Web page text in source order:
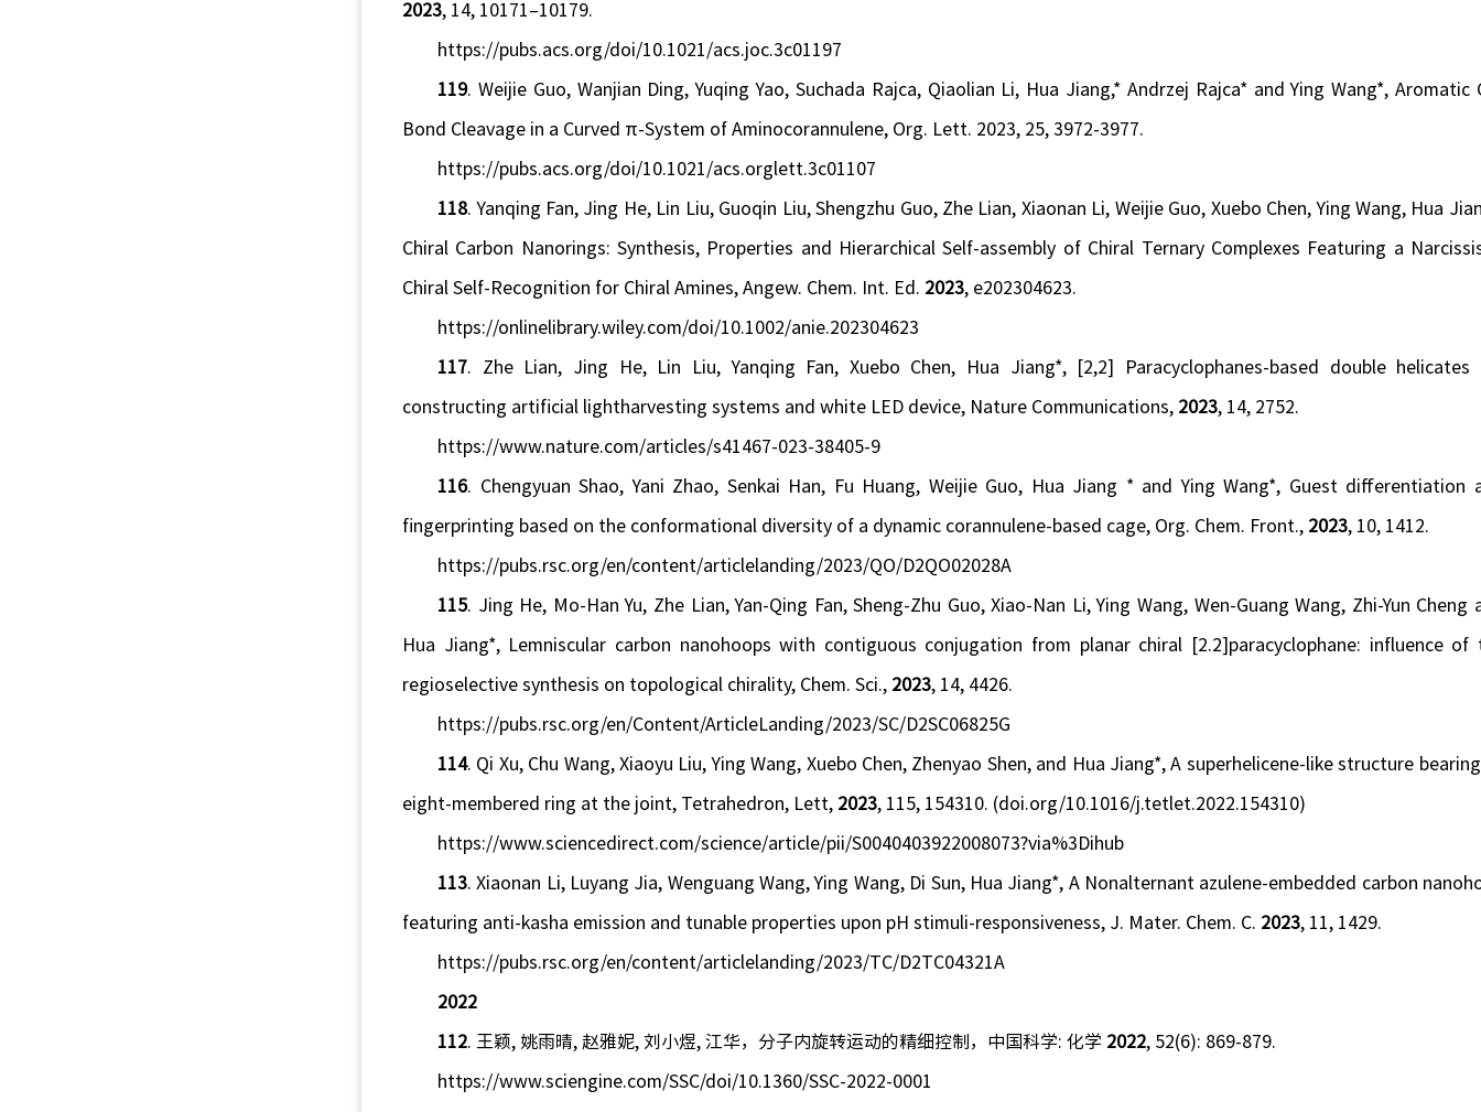
2023 , 14, 10171–10179.
https://pubs.acs.org/doi/10.1021/acs.joc.3c01197
119. Weijie Guo, Wanjian Ding, Yuqing Yao, Suchada Rajca, Qiaolian Li, Hua Jiang,* Andrzej Rajca* and Ying Wang*, Aromatic
Bond Cleavage in a Curved π‑System of Aminocorannulene, Org. Lett. 2023, 25, 3972-3977.
https://pubs.acs.org/doi/10.1021/acs.orglett.3c01107
118. Yanqing Fan, Jing He, Lin Liu, Guoqin Liu, Shengzhu Guo, Zhe Lian, Xiaonan Li, Weijie Guo, Xuebo Chen, Ying Wang, Hua
Chiral Carbon Nanorings: Synthesis, Properties and Hierarchical Self-assembly of Chiral Ternary Complexes Featuring a
Chiral Self-Recognition for Chiral Amines,Angew. Chem. Int. Ed. 2023 , e202304623.
https://onlinelibrary.wiley.com/doi/10.1002/anie.202304623
117 . Zhe Lian, Jing He, Lin Liu, Yanqing Fan, Xuebo Chen, Hua Jiang*, [2,2] Paracyclophanes-based double helicates
constructing artificial lightharvesting systems and white LED device, Nature Communications 2023 , 14, 2752.
https://www.nature.com/articles/s41467-023-38405-9
116. Chengyuan Shao, Yani Zhao, Senkai Han, Fu Huang, Weijie Guo, Hua Jiang * and Ying Wang*, Guest differentiation
fingerprinting based on the conformational diversity of a dynamic corannulene-based cage, Org. Chem. Front., 2023 , 10, 1412.
https://pubs.rsc.org/en/content/articlelanding/2023/QO/D2QO02028A
115. Jing He, Mo-Han Yu, Zhe Lian, Yan-Qing Fan, Sheng-Zhu Guo, Xiao-Nan Li, Ying Wang, Wen-Guang Wang, Zhi-Yun Cheng
Hua Jiang*, Lemniscular carbon nanohoops with contiguous conjugation from planar chiral [2.2]paracyclophane: influence of
regioselective synthesis on topological chirality, Chem. Sci. 2023 , 14, 4426.
https://pubs.rsc.org/en/Content/ArticleLanding/2023/SC/D2SC06825G
114. Qi Xu, Chu Wang, Xiaoyu Liu, Ying Wang, Xuebo Chen, Zhenyao Shen, and Hua Jiang*, A superhelicene-like structure
eight-membered ring at the joint, Tetrahedron, Lett, 2023 , 115, 154310. (doi.org/10.1016/j.tetlet.2022.154310)
https://www.sciencedirect.com/science/article/pii/S0040403922008073?via%3Dihub
113 . Xiaonan Li, Luyang Jia, Wenguang Wang, Ying Wang, Di Sun, Hua Jiang*, A Nonalternant azulene-embedded carbon
featuring anti-kasha emission and tunable properties upon pH stimuli-responsiveness, J. Mater. Chem. C. 2023 , 11, 1429.
https://pubs.rsc.org/en/content/articlelanding/2023/TC/D2TC04321A
2022
112 王颖 姚雨晴 赵雅妮 ,刘小煜 ,江华，分子内旋转运动的精细控制， 中国科学:化学 2022 , 52(6): 869-879.
https://www.sciengine.com/SSC/doi/10.1360/SSC-2022-0001